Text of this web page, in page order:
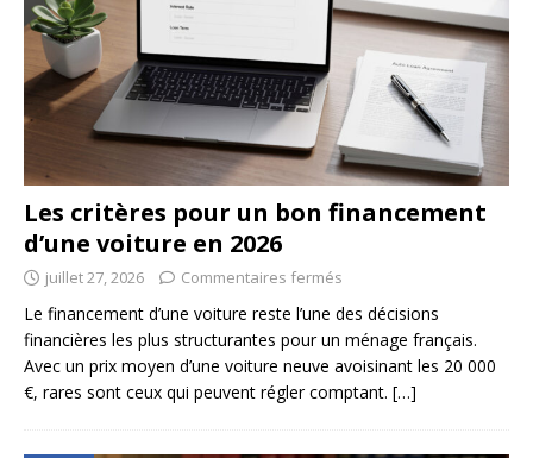
Les critères pour un bon financement
d’une voiture en 2026
juillet 27, 2026 Commentaires fermés
Le financement d’une voiture reste l’une des décisions
financières les plus structurantes pour un ménage français.
Avec un prix moyen d’une voiture neuve avoisinant les 20 000
€, rares sont ceux qui peuvent régler comptant. […]